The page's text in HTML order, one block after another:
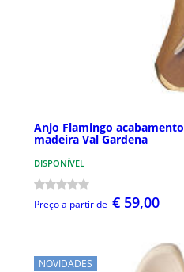
Anjo Flamingo
madeira Val Gardena
DISPONÍVEL
Preço a partir de € 59,00
NOVIDADES